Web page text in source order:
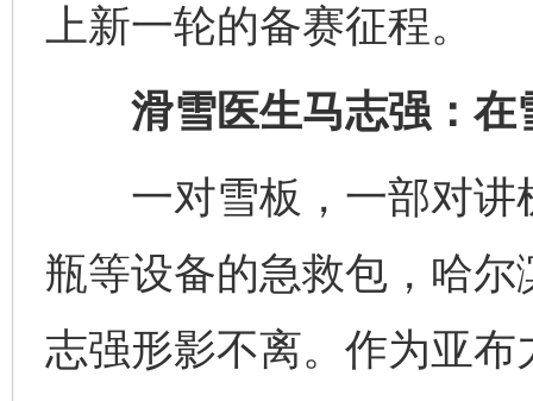
上新一轮的备赛征程。
滑雪医生马志强：在
一对雪板，一部对讲
瓶等设备的急救包，哈
志强形影不离。作为亚